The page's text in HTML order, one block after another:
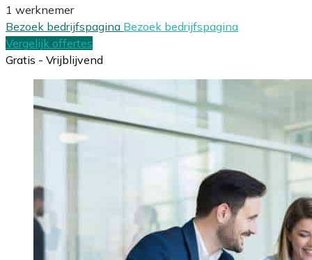
1 werknemer
Bezoek bedrijfspagina Bezoek bedrijfspagina
Vergelijk offertes
Gratis - Vrijblijvend